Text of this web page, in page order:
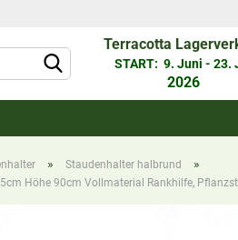
Währung
Terracotta
START: 9. Juni - 23.
2026
» Staudenhalter halbrund »
Höhe 90cm Vollmaterial Rankhilfe,